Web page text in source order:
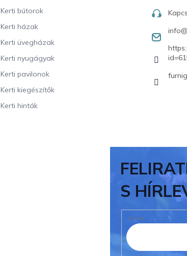
Kerti bútorok
Kerti házak
Kerti üvegházak
Kerti nyugágyak
Kerti pavilonok
Kerti kiegészítők
Kerti hinták
info@
S
E-MAIL